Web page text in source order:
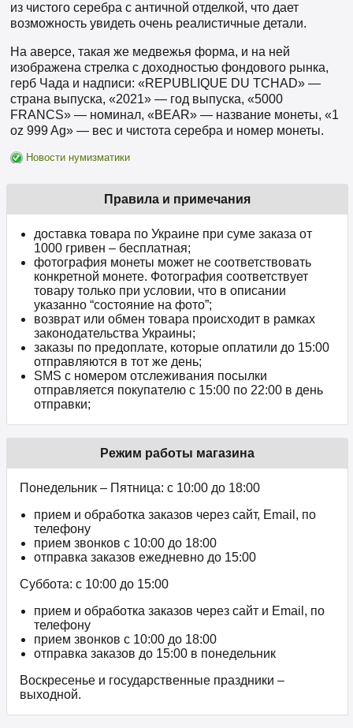
из чистого серебра с античной отделкой, что дает
возможность увидеть очень реалистичные детали.
На аверсе, такая же медвежья форма, и на ней
изображена стрелка с доходностью фондового рынка,
герб Чада и надписи: «REPUBLIQUE DU TCHAD» —
страна выпуска, «2021» — год выпуска, «5000
FRANCS» — номинал, «BEAR» — название монеты, «1
oz 999 Ag» — вес и чистота серебра и номер монеты.
Новости нумизматики
Правила и примечания
доставка товара по Украине при суме заказа от
1000 гривен – бесплатная;
фотография монеты может не соответствовать
конкретной монете. Фотография соответствует
товару только при условии, что в описании
указанно “состояние на фото”;
возврат или обмен товара происходит в рамках
законодательства Украины;
заказы по предоплате, которые оплатили до 15:00
отправляются в тот же день;
SMS с номером отслеживания посылки
отправляется покупателю с 15:00 по 22:00 в день
отправки;
Режим работы магазина
Понедельник – Пятница: с 10:00 до 18:00
прием и обработка заказов через сайт, Email, по
телефону
прием звонков c 10:00 до 18:00
отправка заказов ежедневно до 15:00
Суббота: с 10:00 до 15:00
прием и обработка заказов через сайт и Email, по
телефону
прием звонков c 10:00 до 18:00
отправка заказов до 15:00 в понедельник
Воскресенье и государственные праздники –
выходной.